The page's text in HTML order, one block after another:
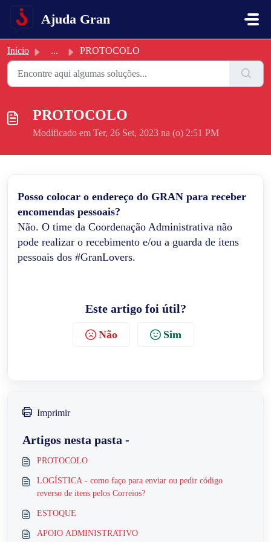
Ajuda Gran
Início ... PROTOCOLO
PROTOCOLO
Modificado em Ter, 26 Set, 2023 na (o) 2:51 PM
Posso colocar o endereço do GRAN para receber
encomendas pessoais?
Não. O time da Coordenação Administrativa não
pode realizar o recebimento e/ou a guarda de itens
pessoais dos #GranLovers.
Este artigo foi útil?
Não Sim
Imprimir
Artigos nesta pasta -
PROTOCOLO
LOGÍSTICA - como faço para enviar ou pedir código
reverso de itens pelos Correios?
ESTOQUE
APOIO ADMINISTRATIVO